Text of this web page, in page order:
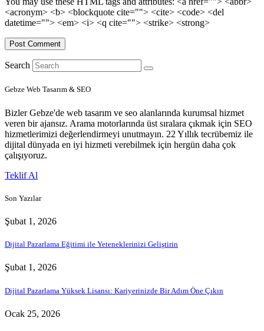
<acronym> <b> <blockquote cite=""> <cite> <code> <del
datetime=""> <em> <i> <q cite=""> <strike> <strong>
Search
Gebze Web Tasarım & SEO
Bizler Gebze'de web tasarım ve seo alanlarında kurumsal hizmet
veren bir ajansız. Arama motorlarında üst sıralara çıkmak için SEO
hizmetlerimizi değerlendirmeyi unutmayın. 22 Yıllık tecrübemiz ile
dijital dünyada en iyi hizmeti verebilmek için hergün daha çok
çalışıyoruz.
Teklif Al
Son Yazılar
Şubat 1, 2026
Dijital Pazarlama Eğitimi ile Yeteneklerinizi Geliştirin
Şubat 1, 2026
Dijital Pazarlama Yüksek Lisansı: Kariyerinizde Bir Adım Öne Çıkın
Ocak 25, 2026